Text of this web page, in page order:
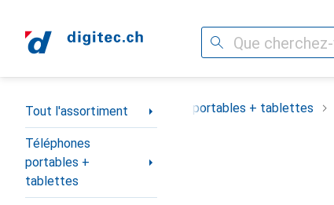
Recherche
Navigation par catégorie
Tout l'assortiment
Téléphones
portables +
tablettes
Tout l'assortiment Téléphones portables + tablettes